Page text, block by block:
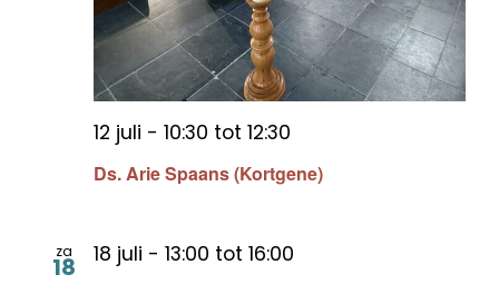
Ds. Arie Spaans (Kortgene)
12 juli - 10:30 tot 12:30
za
18 18 juli - 13:00 tot 16:00